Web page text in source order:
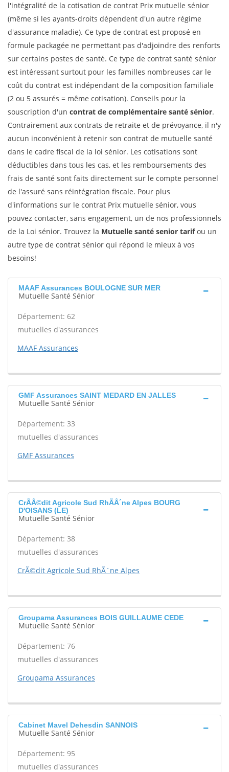
l'intégralité de la cotisation de contrat Prix mutuelle sénior
(même si les ayants-droits dépendent d'un autre régime
d'assurance maladie). Ce type de contrat est proposé en
formule packagée ne permettant pas d'adjoindre des renforts
sur certains postes de santé. Ce type de contrat santé sénior
est intéressant surtout pour les familles nombreuses car le
coût du contrat est indépendant de la composition familiale
(2 ou 5 assurés = même cotisation). Conseils pour la
souscription d'un contrat de complémentaire santé sénior.
Contrairement aux contrats de retraite et de prévoyance, il n'y
aucun inconvénient à retenir son contrat de mutuelle santé
dans le cadre fiscal de la loi sénior. Les cotisations sont
déductibles dans tous les cas, et les remboursements des
frais de santé sont faits directement sur le compte personnel
de l'assuré sans réintégration fiscale. Pour plus
d'informations sur le contrat Prix mutuelle sénior, vous
pouvez contacter, sans engagement, un de nos professionnels
de la Loi sénior. Trouvez la Mutuelle santé senior tarifou un
autre type de contrat sénior qui répond le mieux à vos
besoins!
MAAF Assurances BOULOGNE SUR MER
Mutuelle Santé Sénior
Département: 62
mutuelles d'assurances
MAAF Assurances
GMF Assurances SAINT MEDARD EN JALLES
Mutuelle Santé Sénior
Département: 33
mutuelles d'assurances
GMF Assurances
CrÃÂ©dit Agricole Sud RhÃÂ´ne Alpes BOURG
D'OISANS (LE)
Mutuelle Santé Sénior
Département: 38
mutuelles d'assurances
CrÃ©dit Agricole Sud RhÃ´ne Alpes
Groupama Assurances BOIS GUILLAUME CEDE
Mutuelle Santé Sénior
Département: 76
mutuelles d'assurances
Groupama Assurances
Cabinet Mavel Dehesdin SANNOIS
Mutuelle Santé Sénior
Département: 95
mutuelles d'assurances